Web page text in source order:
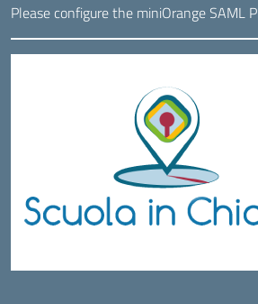
Please configure the miniOrange SAML